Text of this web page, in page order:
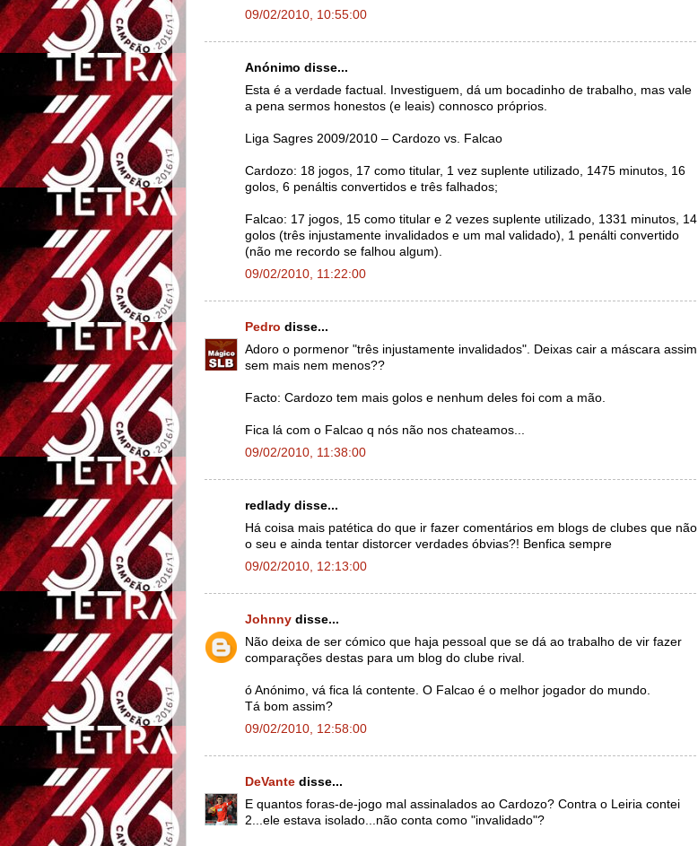
09/02/2010, 10:55:00
Anónimo disse...
Esta é a verdade factual. Investiguem, dá um bocadinho de trabalho, mas vale
a pena sermos honestos (e leais) connosco próprios.
Liga Sagres 2009/2010 – Cardozo vs. Falcao
Cardozo: 18 jogos, 17 como titular, 1 vez suplente utilizado, 1475 minutos, 16
golos, 6 penáltis convertidos e três falhados;
Falcao: 17 jogos, 15 como titular e 2 vezes suplente utilizado, 1331 minutos, 14
golos (três injustamente invalidados e um mal validado), 1 penálti convertido
(não me recordo se falhou algum).
09/02/2010, 11:22:00
Pedro disse...
Adoro o pormenor "três injustamente invalidados". Deixas cair a máscara assim
sem mais nem menos??
Facto: Cardozo tem mais golos e nenhum deles foi com a mão.
Fica lá com o Falcao q nós não nos chateamos...
09/02/2010, 11:38:00
redlady disse...
Há coisa mais patética do que ir fazer comentários em blogs de clubes que não
o seu e ainda tentar distorcer verdades óbvias?! Benfica sempre
09/02/2010, 12:13:00
Johnny disse...
Não deixa de ser cómico que haja pessoal que se dá ao trabalho de vir fazer
comparações destas para um blog do clube rival.
ó Anónimo, vá fica lá contente. O Falcao é o melhor jogador do mundo.
Tá bom assim?
09/02/2010, 12:58:00
DeVante disse...
E quantos foras-de-jogo mal assinalados ao Cardozo? Contra o Leiria contei
2...ele estava isolado...não conta como "invalidado"?